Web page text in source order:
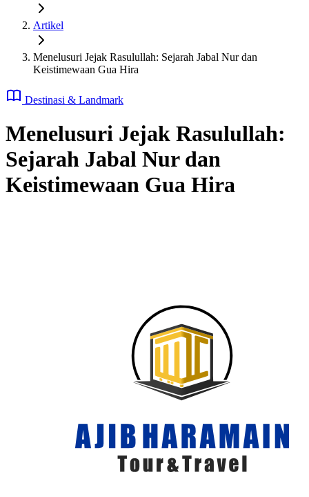
Artikel
Menelusuri Jejak Rasulullah: Sejarah Jabal Nur dan
Keistimewaan Gua Hira
Destinasi & Landmark
Menelusuri Jejak Rasulullah:
Sejarah Jabal Nur dan
Keistimewaan Gua Hira